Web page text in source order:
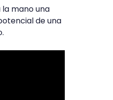
mano una
de una